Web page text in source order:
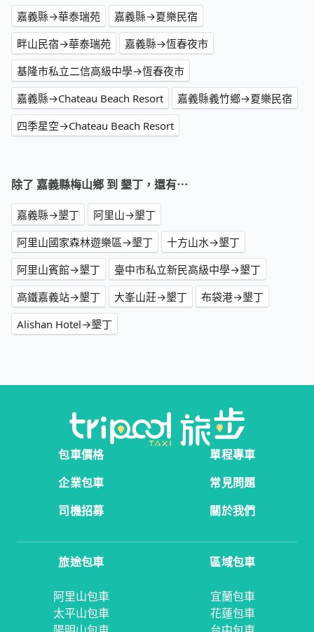
嘉義縣→華泰瑞苑
嘉義縣→夏樂民宿
畔山民宿→華泰瑞苑
嘉義縣→恆春夜市
基隆市私立二信高級中學→恆春夜市
嘉義縣→Chateau Beach Resort
嘉義縣義竹鄉→夏樂民宿
四季星空→Chateau Beach Resort
除了 嘉義縣梅山鄉 到 墾丁，還有⋯
嘉義縣→墾丁
阿里山→墾丁
阿里山國家森林遊樂區→墾丁
十方山水→墾丁
阿里山賓館→墾丁
臺中市私立新民高級中學→墾丁
高鐵嘉義站→墾丁
大峯山莊→墾丁
布袋港→墾丁
Alishan Hotel→墾丁
包車價格
單程專車
企業包車
常見問題
司機招募
關於我們
旅途包車
阿里山包車
太平山包車
區域包車
宜蘭包車
花蓮包車